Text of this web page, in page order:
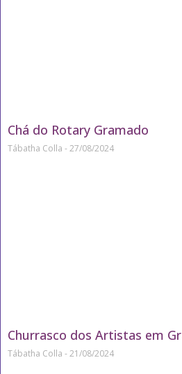
Chá do Rotary Gramado
Tábatha Colla 27/08/2024
Churrasco dos Artistas em
Tábatha Colla 21/08/2024